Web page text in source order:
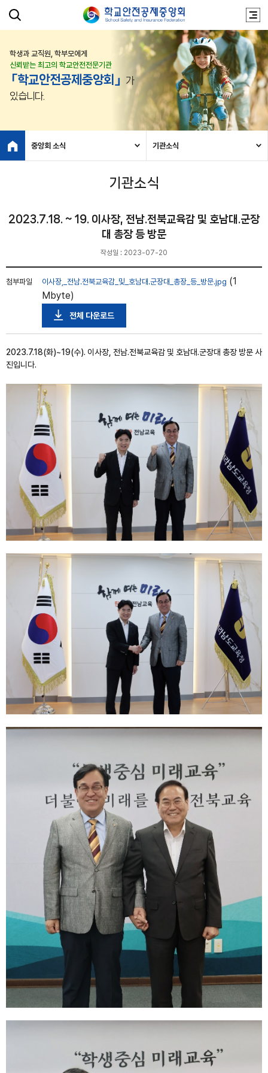
학생과 교직원, 학부모에게
신뢰받는 최고의 학교안전전문기관
「학교안전공제중앙회」
가
있습니다.
중앙회 소식 기관소식
기관소식
2023.7.18. ~ 19. 이사장, 전남.전북교육감 및 호남대.군장
대 총장 등 방문
작성일 : 2023-07-20
첨부파일 이사장,_전남.전북교육감_및_호남대.군장대_총장_등_방문.jpg (1
Mbyte)
전체 다운로드
2023.7.18(화)~19(수). 이사장, 전남.전북교육감 및 호남대.군장대 총장 방문 사
진입니다.